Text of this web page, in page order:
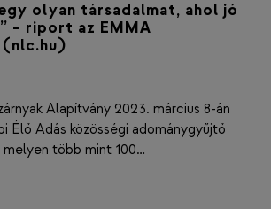
olyan társadalmat, ahol jó
– riport az EMMA
Alapítvány 2023. március 8-án
Élő Adás közösségi adománygyűjtő
több mint 100…